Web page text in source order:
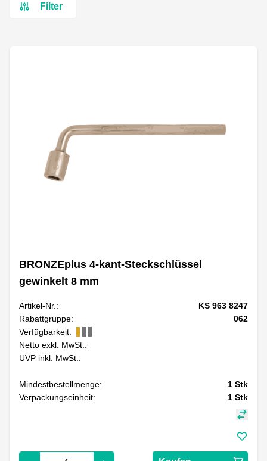
Filter
BRONZEplus 4-kant-Steckschlüssel
gewinkelt 8 mm
Artikel-Nr.:
KS 963 8247
Rabattgruppe:
062
Verfügbarkeit:
Netto exkl. MwSt.:
UVP inkl. MwSt.:
Mindestbestellmenge: 1 Stk
Verpackungseinheit:
1 Stk